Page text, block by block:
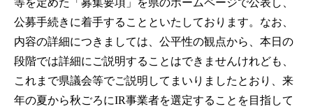
等を定めた「募集要項」を県のホームページで公表し、
公募手続きに着手することといたしております。なお、
内容の詳細につきましては、公平性の観点から、本日の
段階では詳細にご説明することはできませんけれども、
これまで県議会等でご説明してまいりましたとおり、来
年の夏から秋ごろにIR事業者を選定することを目指して